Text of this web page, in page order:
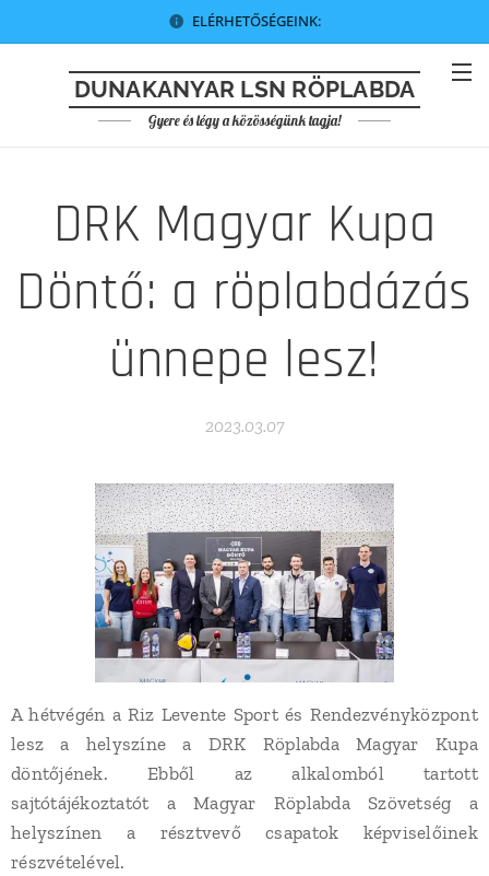
ELÉRHETŐSÉGEINK:
DUNAKANYAR LSN RÖPLABDA
Gyere és légy a közösségünk tagja!
DRK Magyar Kupa
Döntő: a röplabdázás
ünnepe lesz!
2023.03.07
A hétvégén a Riz Levente Sport és Rendezvényközpont
lesz a helyszíne a DRK Röplabda Magyar Kupa
döntőjének. Ebből az alkalomból tartott
sajtótájékoztatót a Magyar Röplabda Szövetség a
helyszínen a résztvevő csapatok képviselőinek
részvételével.